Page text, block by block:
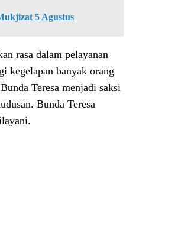
5 Agustus
rasa dalam pelayanan
kegelapan banyak orang
Teresa menjadi saksi
Bunda Teresa